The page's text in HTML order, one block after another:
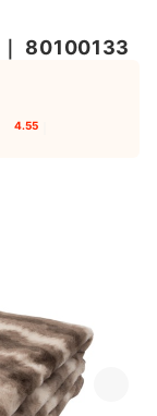
80100133
4.55